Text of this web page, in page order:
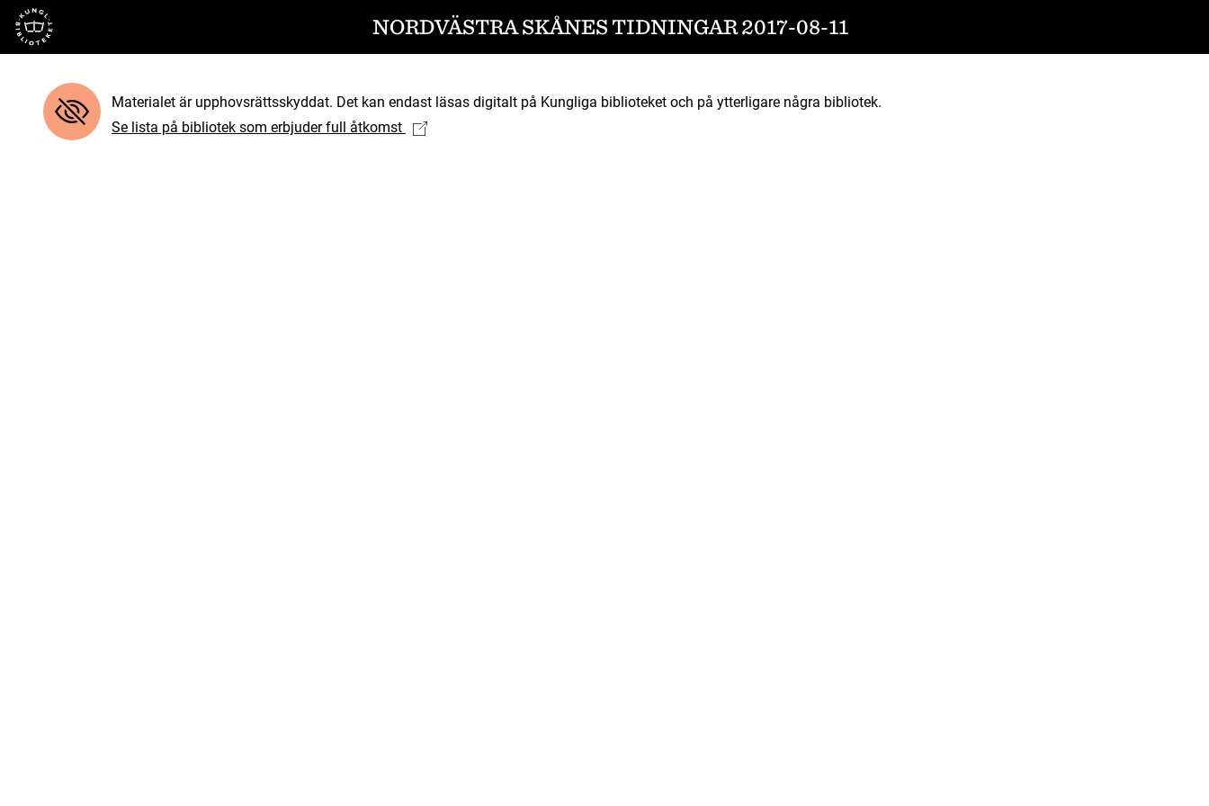
Till startsidan NORDVÄSTRA SKÅNES TIDNINGAR 2017-08-11
Materialet är upphovsrättsskyddat. Det kan endast läsas digitalt på Kungliga biblioteket och på ytterligare några bibliotek.
Se lista på bibliotek som erbjuder full åtkomst